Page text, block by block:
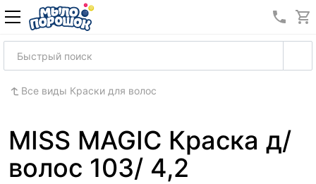
8
Все виды Краски для волос
MISS MAGIC Краска д/
волос 103/ 4,2